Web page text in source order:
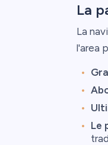
La
La
l'area
Le